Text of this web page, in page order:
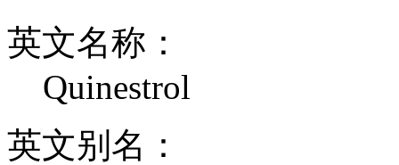
英文名称：
Quinestrol
英文别名：